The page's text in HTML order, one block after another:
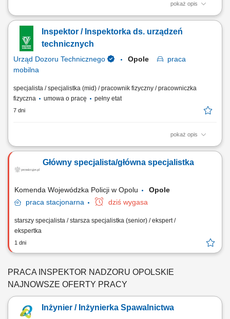
pokaż opis
Do Twoich obowiązków będzie należało: kontrola jakości połączeń
spawanych; nadzór przebiegu prac pisanie raportów; analiza
dokumentacji technicznej;
Inspektor / Inspektorka ds. urządzeń
technicznych
Urząd Dozoru Technicznego Opole
praca
mobilna
specjalista / specjalistka (mid) / pracownik fizyczny / pracowniczka
fizyczna
umowa o pracę pełny etat
7 dni
pokaż opis
Zadania na stanowisku: Przeprowadzanie kompleksowych badań
które podlegają pod państwowy nadzór techniczny. Wykonywanie
szczegółowych inspekcji stanu technicznego instalacji przemysłowych
Główny specjalista/główna specjalistka
Komenda Wojewódzka Policji w Opolu
Opole
praca stacjonarna dziś wygasa
starszy specjalista / starsza specjalistka (senior) / ekspert /
ekspertka
1 dni
PRACA INSPEKTOR NADZORU OPOLSKIE
NAJNOWSZE OFERTY PRACY
Inżynier / Inżynierka Spawalnictwa